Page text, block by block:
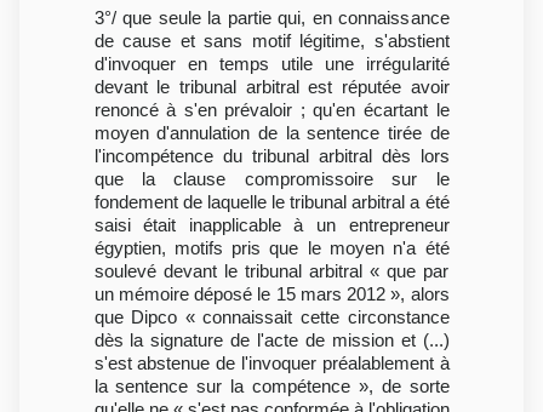
3°/ que seule la partie qui, en connaissance
de cause et sans motif légitime, s'abstient
d'invoquer en temps utile une irrégularité
devant le tribunal arbitral est réputée avoir
renoncé à s'en prévaloir ; qu'en écartant le
moyen d'annulation de la sentence tirée de
l'incompétence du tribunal arbitral dès lors
que la clause compromissoire sur le
fondement de laquelle le tribunal arbitral a été
saisi était inapplicable à un entrepreneur
égyptien, motifs pris que le moyen n'a été
soulevé devant le tribunal arbitral « que par
un mémoire déposé le 15 mars 2012 », alors
que Dipco « connaissait cette circonstance
dès la signature de l'acte de mission et (...)
s'est abstenue de l'invoquer préalablement à
la sentence sur la compétence », de sorte